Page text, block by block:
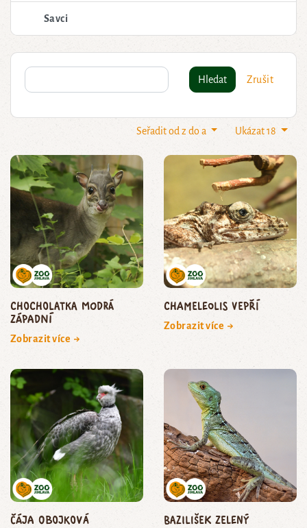
Savci
Hledat Zrušit
Ukázat 18
Seřadit od z do a
Chocholatka modrá
západní
Zobrazit více →
chameleolis vepří
Zobrazit více →
čája obojková bazilišek zelený